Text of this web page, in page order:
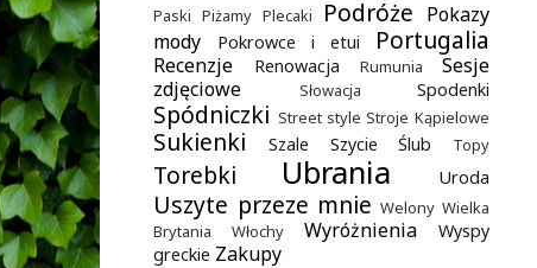
Paski Piżamy Plecaki Podróże Pokazy
mody
Pokrowce i etui Portugalia
Recenzje Renowacja Rumunia
Sesje
zdjęciowe
Słowacja Spodenki
Spódniczki Street style Stroje Kąpielowe
Sukienki Szale Szycie Ślub Topy
Torebki Ubrania Uroda
Uszyte przeze mnie Welony Wielka
Brytania
Włochy Wyróżnienia
Wyspy
greckie Zakupy